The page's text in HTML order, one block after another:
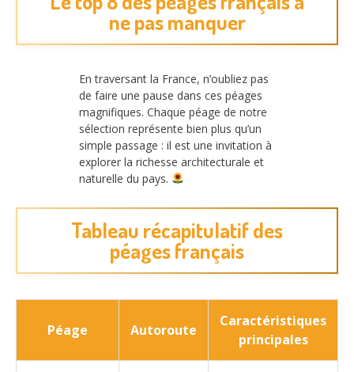
ne pas manquer
En traversant la France, n’oubliez pas
de faire une pause dans ces péages
magnifiques. Chaque péage de notre
sélection représente bien plus qu’un
simple passage : il est une invitation à
explorer la richesse architecturale et
naturelle du pays.
Tableau récapitulatif des
péages français
Péage Autoroute
Caractéristiques
principales